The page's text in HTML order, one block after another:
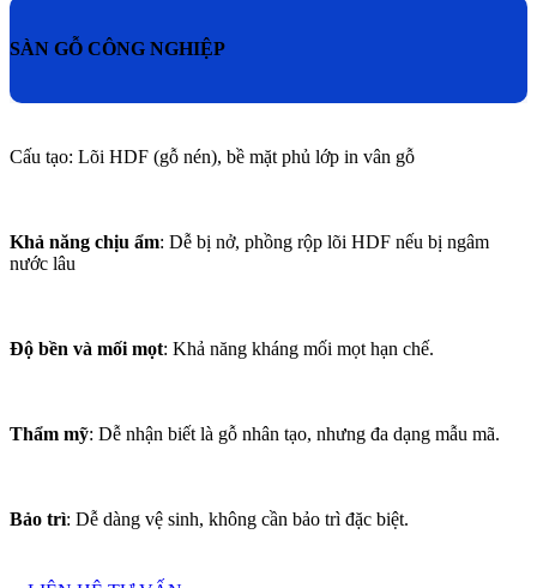
SÀN GỖ CÔNG NGHIỆP
Cấu tạo: Lõi HDF (gỗ nén), bề mặt phủ lớp in vân gỗ
Khả năng chịu ẩm: Dễ bị nở, phồng rộp lõi HDF nếu bị ngâm
nước lâu
Độ bền và mối mọt: Khả năng kháng mối mọt hạn chế.
Thẩm mỹ: Dễ nhận biết là gỗ nhân tạo, nhưng đa dạng mẫu mã.
Bảo trì: Dễ dàng vệ sinh, không cần bảo trì đặc biệt.